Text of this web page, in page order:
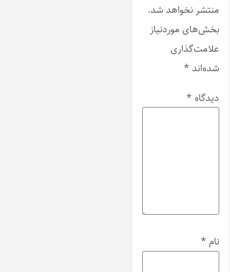
منتشر نخواهد شد.
بخش‌های موردنیاز
علامت‌گذاری
شده‌اند *
دیدگاه *
نام *